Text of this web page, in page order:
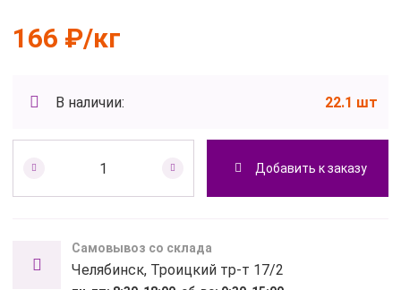
166 ₽/кг
В наличии: 22.1 шт
Добавить к заказу
Самовывоз со склада
Челябинск, Троицкий тр-т 17/2